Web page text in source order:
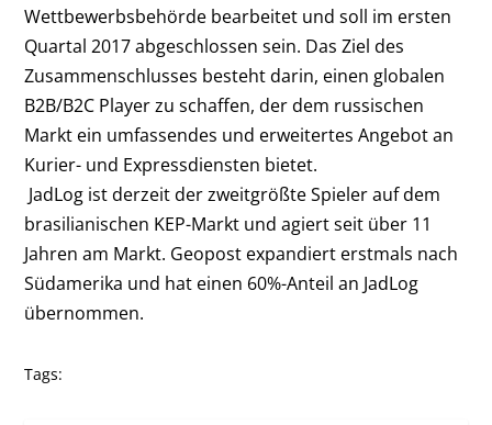
Wettbewerbsbehörde bearbeitet und soll im ersten
Quartal 2017 abgeschlossen sein. Das Ziel des
Zusammenschlusses besteht darin, einen globalen
B2B/B2C Player zu schaffen, der dem russischen
Markt ein umfassendes und erweitertes Angebot an
Kurier- und Expressdiensten bietet.
JadLog ist derzeit der zweitgrößte Spieler auf dem
brasilianischen KEP-Markt und agiert seit über 11
Jahren am Markt. Geopost expandiert erstmals nach
Südamerika und hat einen 60%-Anteil an JadLog
übernommen.
Tags: